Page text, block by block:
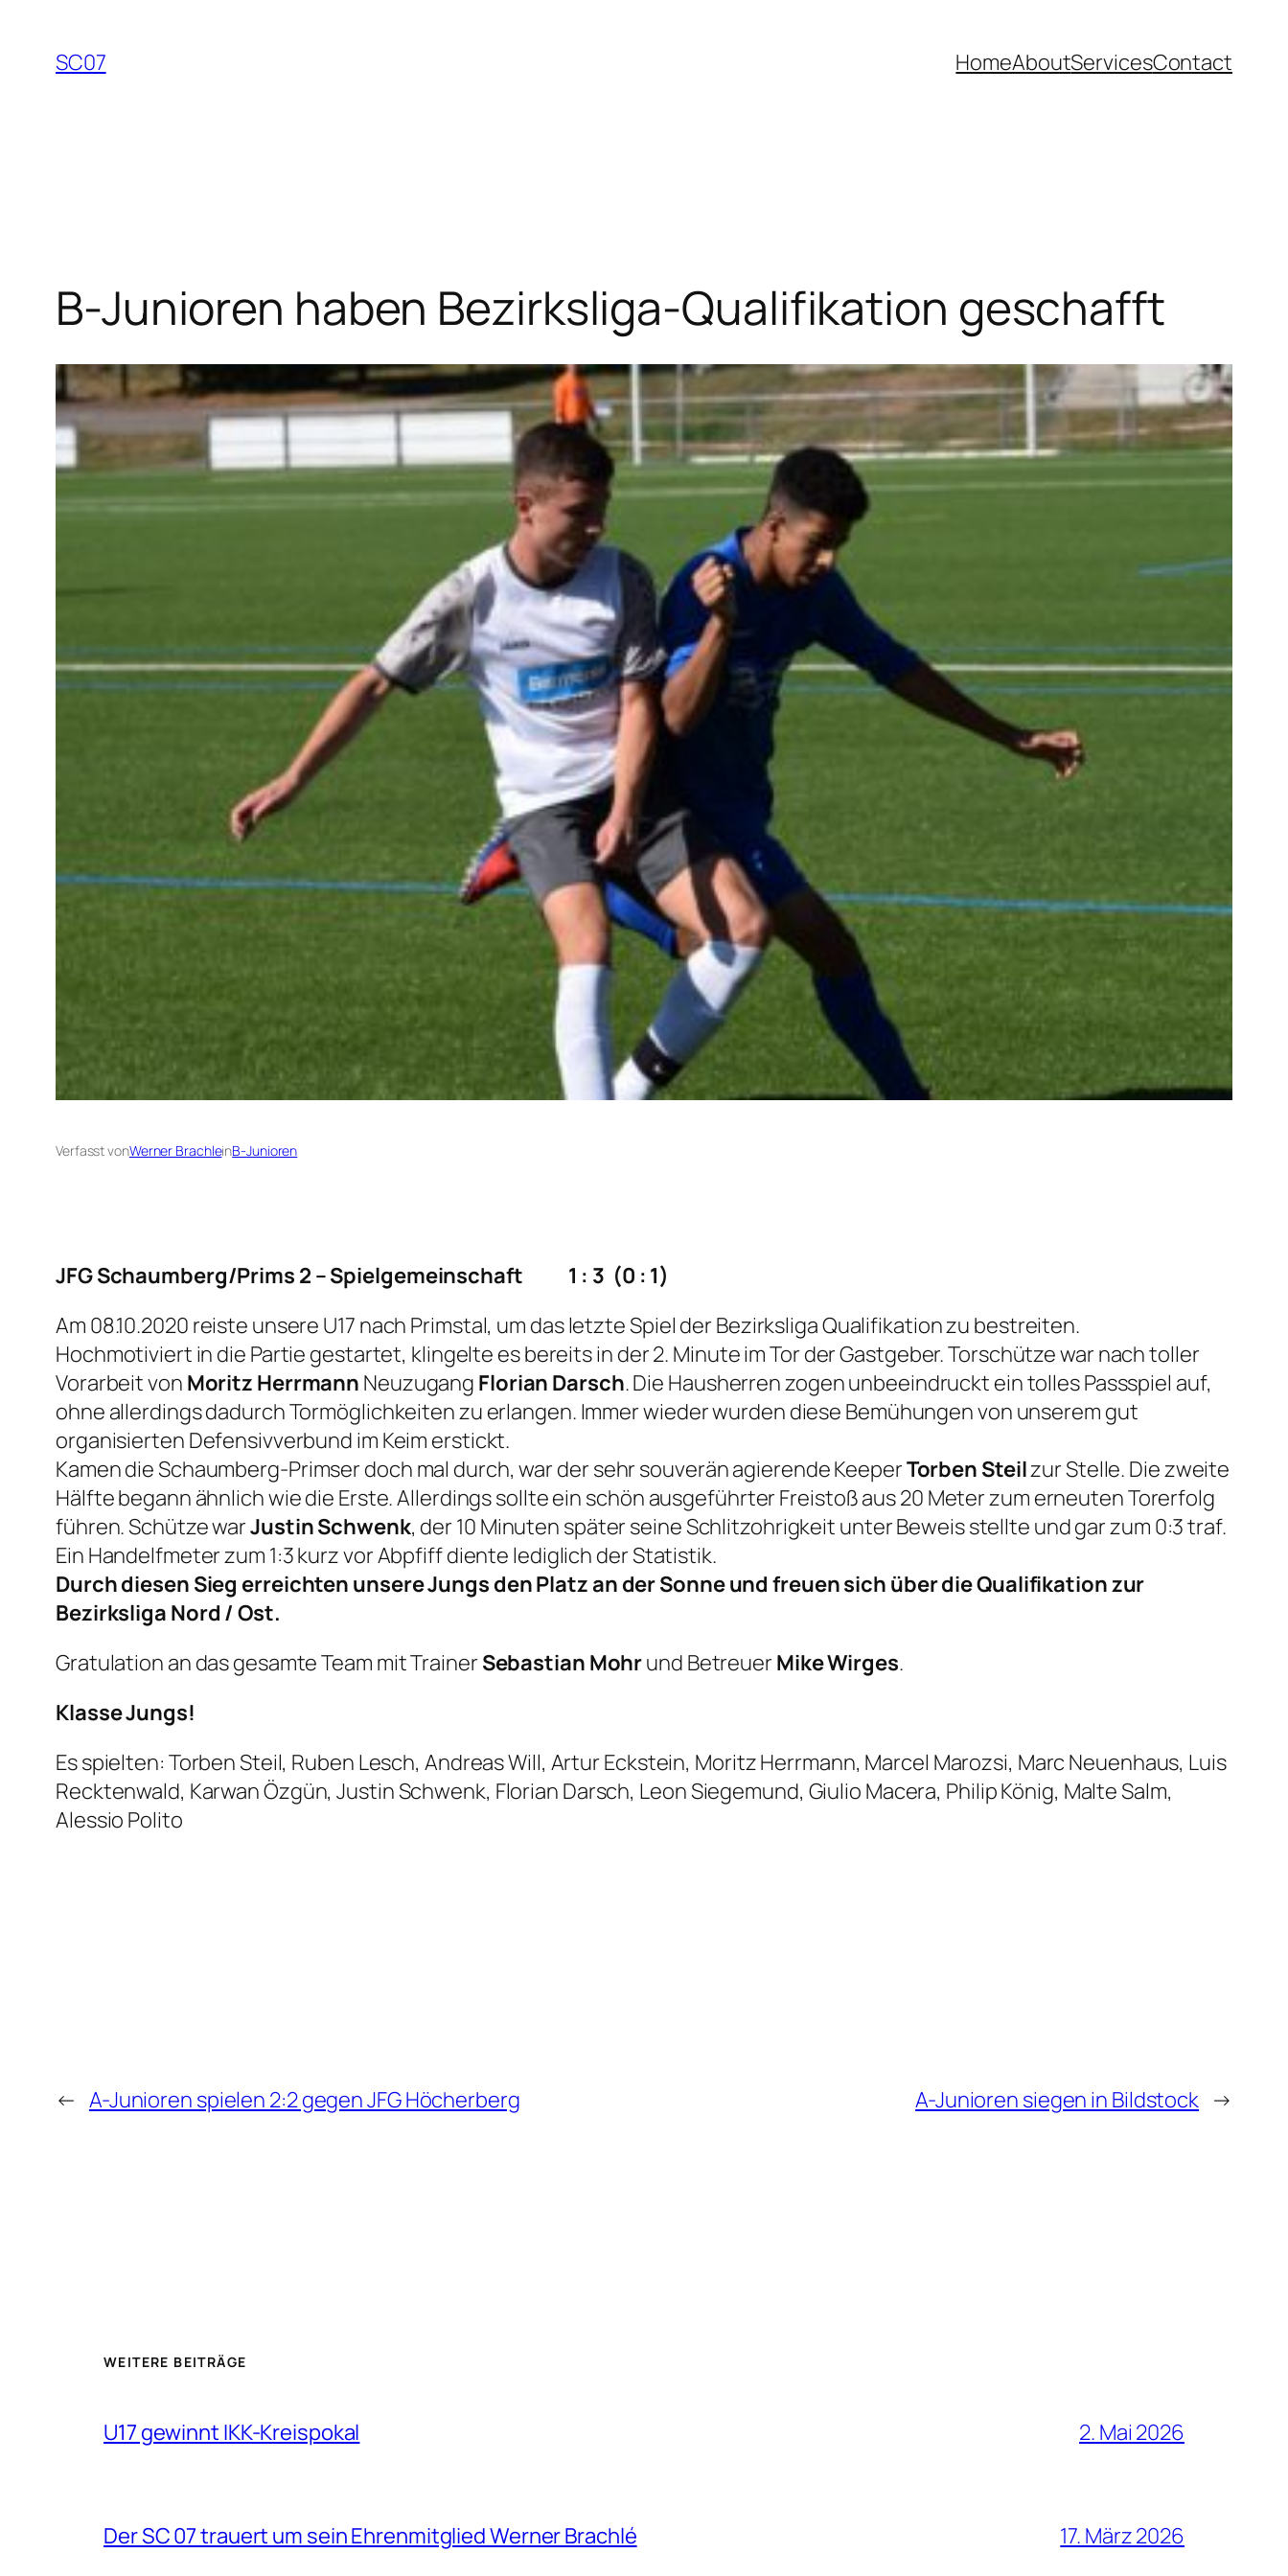
Inhalt
springen
SC07 HomeAboutServicesContact
B-Junioren haben Bezirksliga-Qualifikation geschafft
Verfasst vonWerner BrachleinB-Junioren
JFG Schaumberg/Prims 2 – Spielgemeinschaft 1 : 3 (0 : 1)
Am 08.10.2020 reiste unsere U17 nach Primstal, um das letzte Spiel der Bezirksliga Qualifikation zu bestreiten.
Hochmotiviert in die Partie gestartet, klingelte es bereits in der 2. Minute im Tor der Gastgeber. Torschütze war nach toller
Vorarbeit von Moritz Herrmann Neuzugang Florian Darsch. Die Hausherren zogen unbeeindruckt ein tolles Passspiel auf,
ohne allerdings dadurch Tormöglichkeiten zu erlangen. Immer wieder wurden diese Bemühungen von unserem gut
organisierten Defensivverbund im Keim erstickt.
Kamen die Schaumberg-Primser doch mal durch, war der sehr souverän agierende KeeperTorben Steilzur Stelle. Die zweite
Hälfte begann ähnlich wie die Erste. Allerdings sollte ein schön ausgeführter Freistoß aus 20 Meter zum erneuten Torerfolg
führen. Schütze warJustin Schwenk, der 10 Minuten später seine Schlitzohrigkeit unter Beweis stellte und gar zum 0:3 traf.
Ein Handelfmeter zum 1:3 kurz vor Abpfiff diente lediglich der Statistik.
Durch diesen Sieg erreichten unsere Jungs den Platz an der Sonne und freuen sich über die Qualifikation zur
Bezirksliga Nord / Ost.
Gratulation an das gesamte Team mit Trainer Sebastian Mohrund Betreuer Mike Wirges.
Klasse Jungs!
Es spielten: Torben Steil, Ruben Lesch, Andreas Will, Artur Eckstein, Moritz Herrmann, Marcel Marozsi, Marc Neuenhaus, Luis
Recktenwald, Karwan Özgün, Justin Schwenk, Florian Darsch, Leon Siegemund, Giulio Macera, Philip König, Malte Salm,
Alessio Polito
← A-Junioren spielen 2:2 gegen JFG Höcherberg A-Junioren siegen in Bildstock →
WEITERE BEITRÄGE
U17 gewinnt IKK-Kreispokal 2. Mai 2026
Der SC 07 trauert um sein Ehrenmitglied Werner Brachlé 17. März 2026